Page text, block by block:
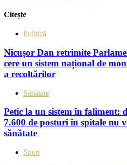
Citește
Politică
Nicușor Dan retrimite
cere un sistem național de
a recoltărilor
Sănătate
Petic la un sistem în faliment:
7.600 de posturi în spitale nu
sănătate
Sport